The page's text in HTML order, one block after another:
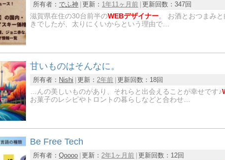
所有者： でふ神 更新： 1年11ヶ月前 更新回数：347回
滋賀県在住の30台前半のWEBデザイナー。 お酒とおつまみ
きでしたが、太りにくいからという理由で…
甘いものはそんなに。
所有者： Nishi 更新：2年前 更新回数： 18回
…んの美しいものがあり、それらと出会えることが幸せです♪
お菓子のレシピやトロントの暮らしなどと合わせ…
Be Free Tech
所有者：Qoooo 更新：2年1ヶ月前 更新回数： 12回